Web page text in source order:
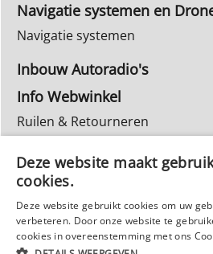
Navigatie systemen en
Navigatie systemen
Inbouw Autoradio's
Info Webwinkel
Ruilen & Retourneren
Reparatie
Deze website maakt
cookies.
Deze website gebruikt cookies om uw
verbeteren. Door onze website te
cookies in overeenstemming met ons